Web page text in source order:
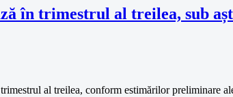
în trimestrul al treilea, sub
al treilea, conform estimărilor preliminare